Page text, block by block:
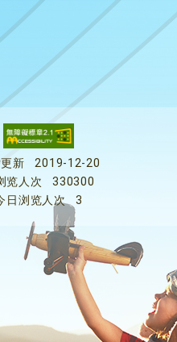
新
2019-12-20
览人次
330300
日浏览人次
3